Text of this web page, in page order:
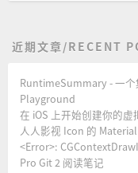
近期文章/RECENT
RuntimeSummary - 一
Playground
在 iOS 上开始创建你的虚
人人影视 Icon 的
<Error>:
Pro Git 2 阅读笔记